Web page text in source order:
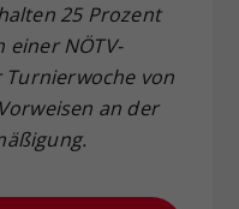
25 Prozent
einer NÖTV-
von
an der